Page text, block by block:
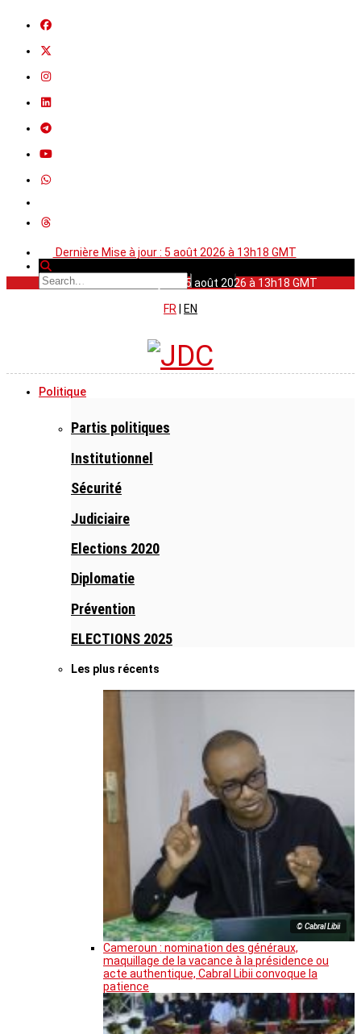
Dernière Mise à jour : 5 août 2026 à 13h18 GMT
Dernière Mise à jour : 5 août 2026 à 13h18 GMT
FR
EN
Politique
Partis politiques
Institutionnel
Sécurité
Judiciaire
Elections 2020
Diplomatie
Prévention
ELECTIONS 2025
Les plus récents
© Cabral Libii
Cameroun : nomination des généraux,
maquillage de la vacance à la présidence ou
acte authentique, Cabral Libii convoque la
patience